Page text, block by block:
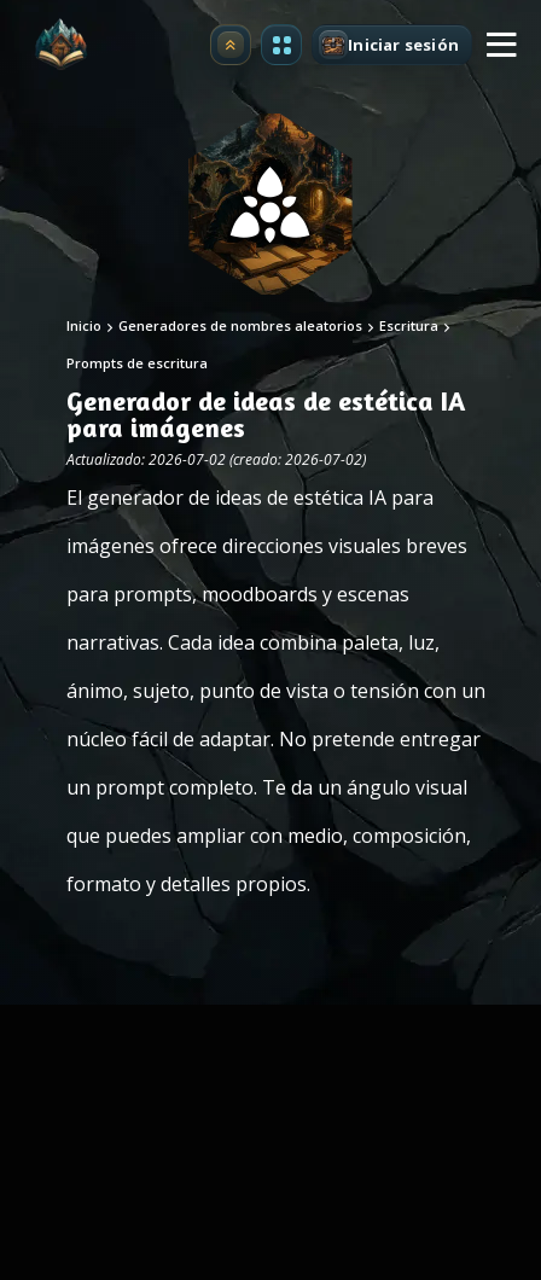
Mejorar Iniciar sesión
Inicio Generadores de nombres aleatorios Escritura
Prompts de escritura
Generador de ideas de estética IA
para imágenes
Actualizado: 2026-07-02 (creado: 2026-07-02)
El generador de ideas de estética IA para
imágenes ofrece direcciones visuales breves
para prompts, moodboards y escenas
narrativas. Cada idea combina paleta, luz,
ánimo, sujeto, punto de vista o tensión con un
núcleo fácil de adaptar. No pretende entregar
un prompt completo. Te da un ángulo visual
que puedes ampliar con medio, composición,
formato y detalles propios.